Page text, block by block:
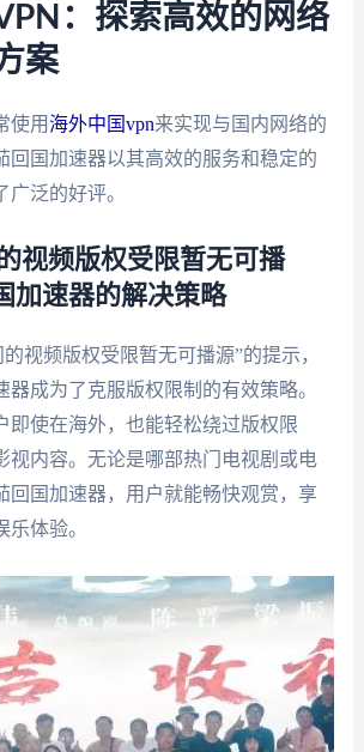
：探索高效的网络
案
使用 海外中国vpn来实现与国内网络的
回国加速器以其高效的服务和稳定的
泛的好评。
视频版权受限暂无可播
加速器的解决策略
视频版权受限暂无可播源”的提示，
器成为了克服版权限制的有效策略。
即使在海外，也能轻松绕过版权限
视内容。无论是哪部热门电视剧或电
回国加速器，用户就能畅快观赏，享
体验。